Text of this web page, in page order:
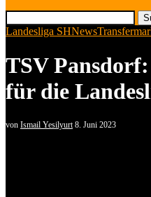
Landesliga SHNews
TSV
für die
von Ismail Yesilyurt 8. Juni 2023